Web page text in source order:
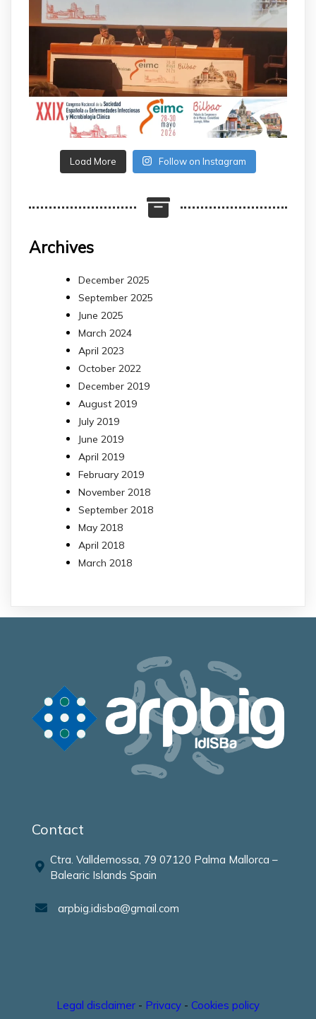
Load More Follow on Instagram
Archives
December 2025
September 2025
June 2025
March 2024
April 2023
October 2022
December 2019
August 2019
July 2019
June 2019
April 2019
February 2019
November 2018
September 2018
May 2018
April 2018
March 2018
Contact
Ctra. Valldemossa, 79 07120 Palma Mallorca –
Balearic Islands Spain
arpbig.idisba@gmail.com
Legal disclaimer - Privacy - Cookies policy